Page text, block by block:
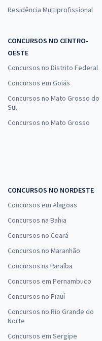
Residência Multiprofissional
CONCURSOS NO CENTRO-
OESTE
Concursos no Distrito Federal
Concursos em Goiás
Concursos no Mato Grosso do
Sul
Concursos no Mato Grosso
CONCURSOS NO NORDESTE
Concursos em Alagoas
Concursos na Bahia
Concursos no Ceará
Concursos no Maranhão
Concursos na Paraíba
Concursos em Pernambuco
Concursos no Piauí
Concursos no Rio Grande do
Norte
Concursos em Sergipe